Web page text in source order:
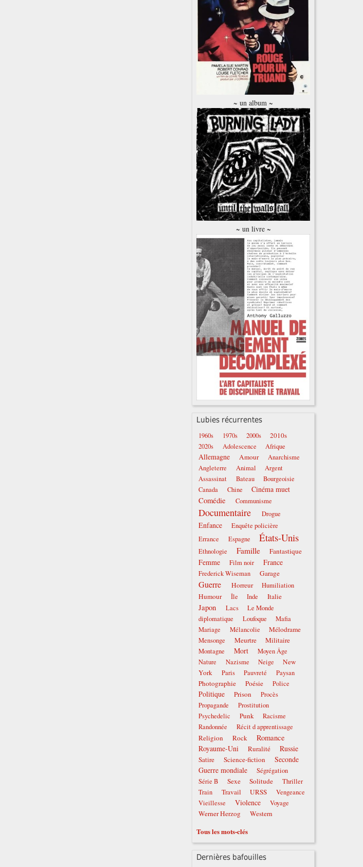
~ un album ~
~ un livre ~
Lubies récurrentes
1960s 1970s 2000s 2010s
2020s Adolescence Afrique
Allemagne Amour
Anarchisme
Angleterre
Animal
Argent
Assassinat
Bateau
Bourgeoisie
Canada
Chine Cinéma muet
Comédie Communisme
Documentaire Drogue
Enfance
Enquête policière
Errance
Espagne États-Unis
Ethnologie Famille Fantastique
Femme Film noir France
Frederick Wiseman Garage
Guerre Horreur Humiliation
Humour Île Inde Italie
Japon Lacs
Le Monde
diplomatique
Loufoque
Mafia
Mariage
Mélancolie Mélodrame
Mensonge Meurtre Militaire
Montagne Mort
Moyen Âge
Nature
Nazisme Neige
New
York
Paris Pauvreté Paysan
Photographie Poésie Police
Politique Prison
Procès
Propagande
Prostitution
Psychedelic
Punk
Racisme
Randonnée
Récit d apprentissage
Religion Rock Romance
Royaume-Uni Ruralité Russie
Satire Science-fiction
Seconde
Guerre mondiale
Ségrégation
Série B
Sexe Solitude
Thriller
Train
Travail URSS
Vengeance
Vieillesse
Violence Voyage
Werner Herzog Western
Tous les mots-clés
Dernières bafouilles